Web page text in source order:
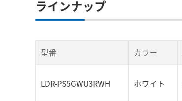
ラインナップ
型番 カラー
LDR-PS5GWU3RWH ホワイト